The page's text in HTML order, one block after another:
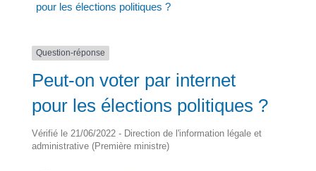
pour les élections politiques ?
Question-réponse
Peut-on voter par internet
pour les élections politiques ?
Vérifié le 21/06/2022 - Direction de l'information légale et
administrative (Première ministre)